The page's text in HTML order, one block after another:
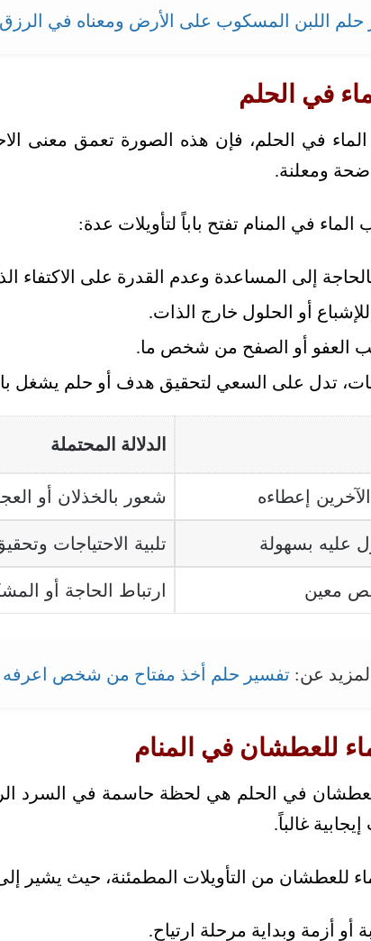
حلم اللبن المسكوب على الأرض ومعناه في الرزق
في الحلم
في الحلم، فإن هذه الصورة تعمق معنى
ومعلنة.
في المنام تفتح باباً لتأويلات عدة:
إلى المساعدة وعدم القدرة على الاكتفاء
أو الحلول خارج الذات.
العفو أو الصفح من شخص ما.
تدل على السعي لتحقيق هدف أو حلم يشغل
الدلالة المحتملة
إعطاءه شعور بالخذلان أو
عليه بسهولة تلبية الاحتياجات
معين ارتباط الحاجة أو
عن: تفسير حلم أخذ مفتاح من شخص اعرفه
للعطشان في المنام
في الحلم هي لحظة حاسمة في السرد
غالباً.
للعطشان من التأويلات المطمئنة، حيث يشير
أو أزمة وبداية مرحلة ارتياح.